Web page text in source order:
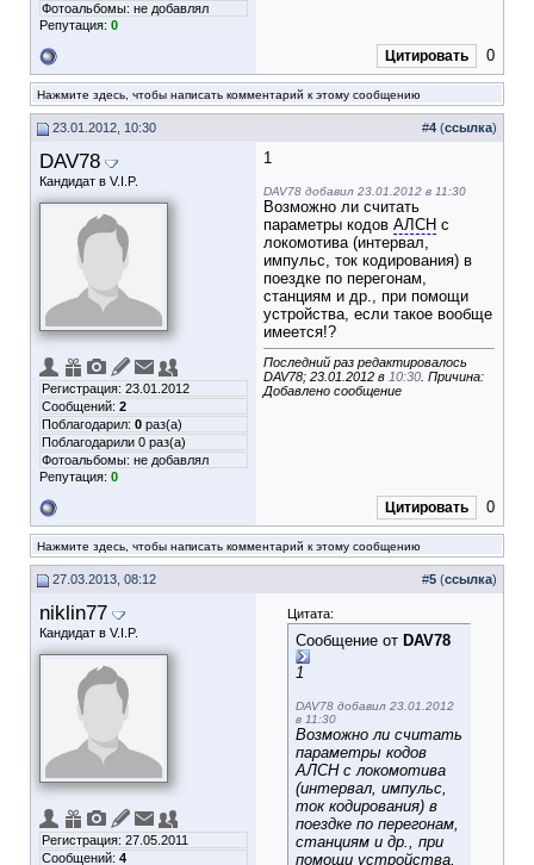
Фотоальбомы: не добавлял
Репутация: 0
Цитировать 0
Нажмите здесь, чтобы написать комментарий к этому сообщению
23.01.2012, 10:30 #4 (ссылка)
DAV78
Кандидат в V.I.P.
Регистрация: 23.01.2012
Сообщений: 2
Поблагодарил: 0 раз(а)
Поблагодарили 0 раз(а)
Фотоальбомы: не добавлял
Репутация: 0
1
DAV78 добавил 23.01.2012 в 11:30
Возможно ли считать
параметры кодов АЛСН с
локомотива (интервал,
импульс, ток кодирования) в
поездке по перегонам,
станциям и др., при помощи
устройства, если такое вообще
имеется!?
Последний раз редактировалось
DAV78; 23.01.2012 в 10:30 . Причина:
Добавлено сообщение
Цитировать 0
Нажмите здесь, чтобы написать комментарий к этому сообщению
27.03.2013, 08:12 #5 (ссылка)
niklin77
Кандидат в V.I.P.
Регистрация: 27.05.2011
Сообщений: 4
Цитата:
Сообщение от DAV78
1
DAV78 добавил 23.01.2012
в 11:30
Возможно ли считать
параметры кодов
АЛСН с локомотива
(интервал, импульс,
ток кодирования) в
поездке по перегонам,
станциям и др., при
помощи устройства,